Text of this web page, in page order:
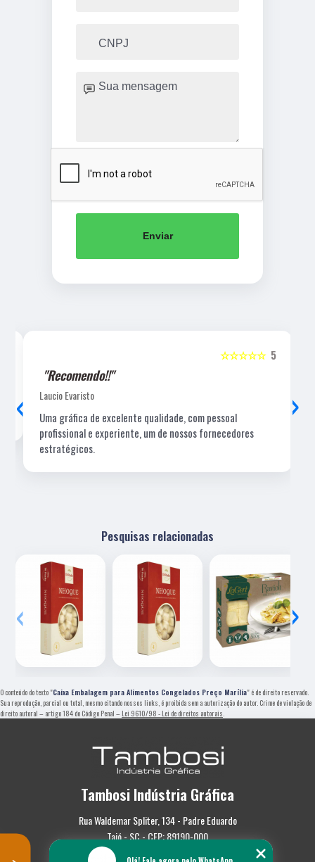
Enviar
5
☆☆☆☆☆
"Recomendo!!"
Laucio Evaristo
Uma gráfica de excelente qualidade, com pessoal
profissional e experiente, um de nossos fornecedores
estratégicos.
‹ ›
Pesquisas relacionadas
‹ ›
O conteúdo do texto "Caixa Embalagem para Alimentos Congelados Preço Marília" é de direito reservado.
Sua reprodução, parcial ou total, mesmo citando nossos links, é proibida sem a autorização do autor. Crime de violação de
direito autoral – artigo 184 do Código Penal – Lei 9610/98 - Lei de direitos autorais
Tambosi Indústria Gráfica
Rua Waldemar Spliter, 134 - Padre Eduardo
Taió - SC - CEP: 89190-000